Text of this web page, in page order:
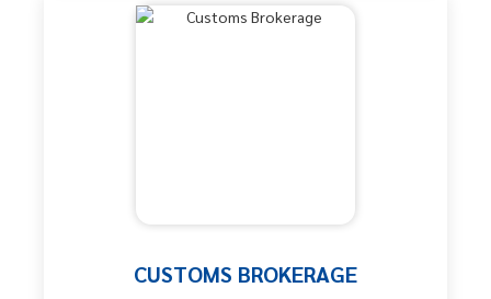
CUSTOMS BROKERAGE